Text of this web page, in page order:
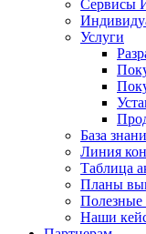
Сервисы
Услуги
База
Линия
Таблица
Планы
Полезные
Наши